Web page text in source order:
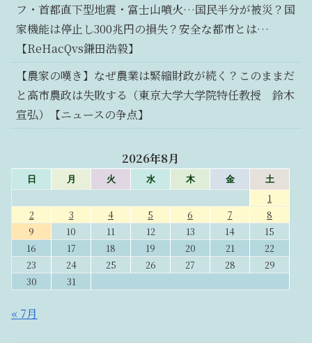
フ・首都直下型地震・富士山噴火…国民半分が被災？国
家機能は停止し300兆円の損失？安全な都市とは…
【ReHacQvs鎌田浩毅】
【農家の嘆き】なぜ農業は緊縮財政が続く？このままだ
と高市農政は失敗する（東京大学大学院特任教授 鈴木
宣弘）【ニュースの争点】
2026年8月
日 月 火 水 木 金 土
1
2
3 4 5 6 7
8
9
10 11 12 13 14
15
16
17 18 19 20 21
22
23
24 25 26 27 28
29
30
31
« 7月